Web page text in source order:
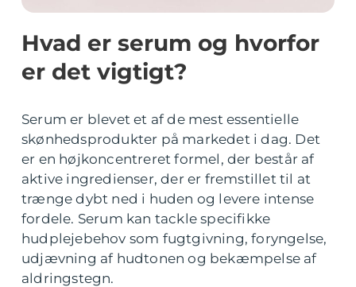
Hvad er serum og hvorfor
er det vigtigt?
Serum er blevet et af de mest essentielle
skønhedsprodukter på markedet i dag. Det
er en højkoncentreret formel, der består af
aktive ingredienser, der er fremstillet til at
trænge dybt ned i huden og levere intense
fordele. Serum kan tackle specifikke
hudplejebehov som fugtgivning, foryngelse,
udjævning af hudtonen og bekæmpelse af
aldringstegn.